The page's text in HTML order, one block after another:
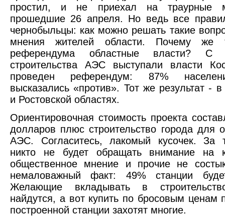
простил, и не приехал на траурные
прошедшие 26 апреля. Но ведь все
чернобыльцы: как можно решать такие
мнения жителей области. Почему же
референдума областные власти? С
строительства АЭС выступали власти
проведен референдум: 87%
высказались «против». Тот же результат -
и Ростовской областях.
Ориентировочная стоимость проекта
долларов плюс строительство города для
АЭС. Согласитесь, лакомый кусочек. За
никто не будет обращать внимание на
общественное мнение и прочие не
немаловажный факт: 49% станции
Желающие вкладывать в
найдутся, а вот купить по бросовым ценам
построенной станции захотят многие.